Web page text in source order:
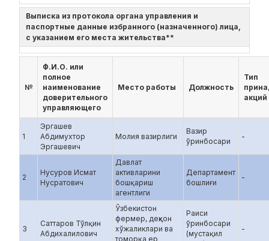
Выписка из протокола органа управления и
паспортные данные избранного (назначенного) лица,
с указанием его места жительства**
№
Ф.И.О. или
полное
наименование
доверительного
управляющего
Место работы Должность
Тип
акций
1
Эргашев
Абдимухтор
Эргашевич
Молия вазирлиги
Вазир
ўринбосари
-
2
Нусуров Исмат
Нусратович
Давлат
активларини
бошқариш
агентлиги
Департамент
бошлиғи
-
3
Саттаров Тўлқин
Абдихалилович
Ўзбекистон
фермер, деҳқон
хўжаликлари ва
томорқа ер
Раиси
ўринбосари
(мустақил
-